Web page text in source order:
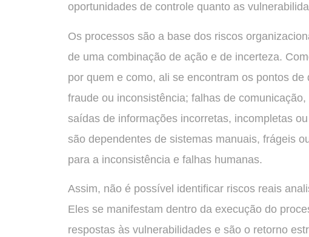
oportunidades de controle quanto as
Os processos são a base dos riscos
de uma combinação de ação e de incerteza.
por quem e como, ali se encontram os pontos
fraude ou inconsistência; falhas de
saídas de informações incorretas, incompletas
são dependentes de sistemas manuais, frágeis
para a inconsistência e falhas humanas.
Assim, não é possível identificar riscos reais
Eles se manifestam dentro da execução do
respostas às vulnerabilidades e são o retorno